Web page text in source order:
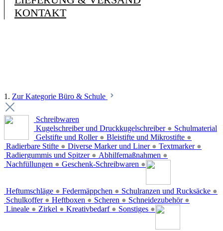
KONTAKT
1. Zur Kategorie Büro & Schule
Schreibwaren
Kugelschreiber und Druckkugelschreiber ●
Gelstifte und Roller ● Bleistifte und Mikrostifte ●
Radierbare Stifte ● Diverse Marker und Liner ● Textmarker ●
Radiergummis und Spitzer ● Abhilfemaßnahmen ●
Nachfüllungen ● Geschenk-Schreibwaren ●
Schulmaterial
Heftumschläge ● Federmäppchen ● Schulranzen und Rucksäcke ●
Schulkoffer ● Heftboxen ● Scheren ● Schneidezubehör ●
Lineale ● Zirkel ● Kreativbedarf ● Sonstiges ●